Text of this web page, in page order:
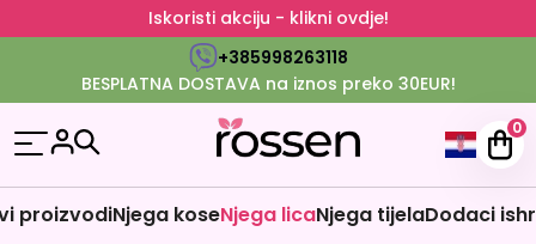
Iskoristi akciju - klikni ovdje!
+385998263118
BESPLATNA DOSTAVA na iznos preko 30EUR!
0
proizvodiNjega koseNjega licaNjega tijelaDodaci